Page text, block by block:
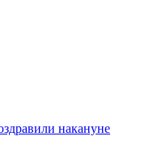
накануне